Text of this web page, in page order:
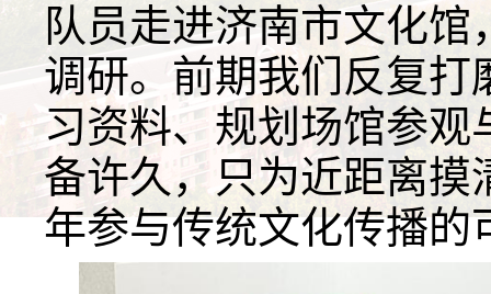
队员走进济南市文化
调研。前期我们反复打
习资料、规划场馆参观
备许久，只为近距离摸
年参与传统文化传播的